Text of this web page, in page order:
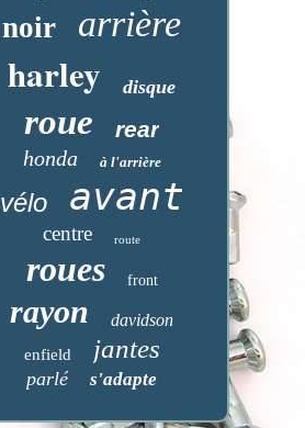
noir arrière
harley disque
roue rear
honda à l'arrière
vélo avant
centre route
roues front
rayon davidson
enfield jantes
parlé s'adapte